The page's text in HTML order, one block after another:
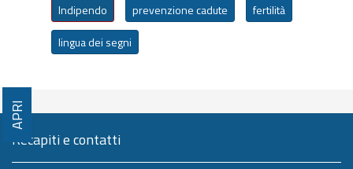
Indipendo
prevenzione cadute
fertilità
lingua dei segni
APRI
Recapiti e contatti